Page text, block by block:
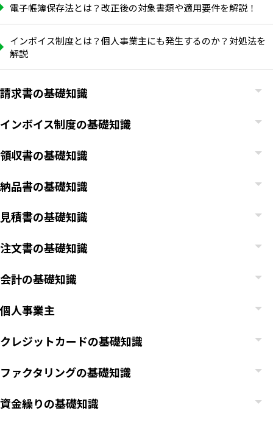
電子帳簿保存法とは？改正後の対象書類や適用要件を解説！
インボイス制度とは？個人事業主にも発生するのか？対処法を
解説
請求書の基礎知識
インボイス制度の基礎知識
領収書の基礎知識
納品書の基礎知識
見積書の基礎知識
注文書の基礎知識
会計の基礎知識
個人事業主
クレジットカードの基礎知識
ファクタリングの基礎知識
資金繰りの基礎知識